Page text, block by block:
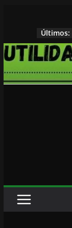
conteúdo
Últimos: